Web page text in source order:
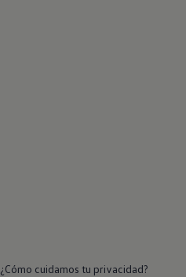
¿Cómo cuidamos tu privacidad?